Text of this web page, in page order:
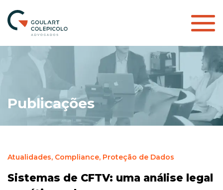
Publicações
Atualidades, Compliance, Proteção de Dados
Sistemas de CFTV: uma análise legal